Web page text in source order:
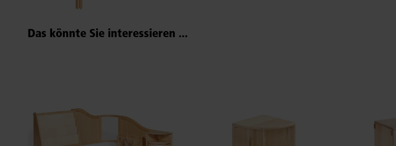
Das könnte Sie interessieren ...